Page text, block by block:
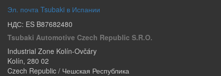
Эл. почта Tsubaki в Испании
НДС: ES B87682480
Tsubaki Automotive Czech Republic S.r.o.
Industrial Zone Kolín-Ovčáry
Kolín, 280 02
Czech Republic / Чешская Республика